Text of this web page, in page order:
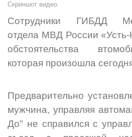
Скриншот видео
Сотрудники ГИБДД
отдела МВД России «Усть-
обстоятельства
которая произошла
Предварительно
мужчина, управляя
До" не справился с